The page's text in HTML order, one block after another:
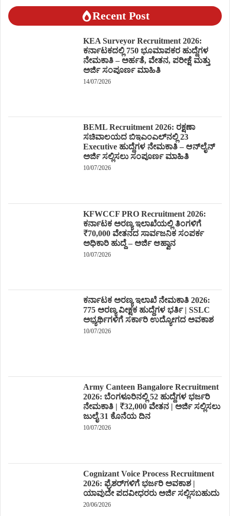
Recent Post
KEA Surveyor Recruitment 2026:
ಕರ್ನಾಟಕದಲ್ಲಿ 750 ಭೂಮಾಪಕರ ಹುದ್ದೆಗಳ
ನೇಮಕಾತಿ – ಅರ್ಹತೆ, ವೇತನ, ಪರೀಕ್ಷೆ ಮತ್ತು
ಅರ್ಜಿ ಸಂಪೂರ್ಣ ಮಾಹಿತಿ
14/07/2026
BEML Recruitment 2026: ರಕ್ಷಣಾ
ಸಚಿವಾಲಯದ ಬಿಇಎಂಎಲ್‌ನಲ್ಲಿ 23
Executive ಹುದ್ದೆಗಳ ನೇಮಕಾತಿ – ಆನ್‌ಲೈನ್
ಅರ್ಜಿ ಸಲ್ಲಿಸಲು ಸಂಪೂರ್ಣ ಮಾಹಿತಿ
10/07/2026
KFWCCF PRO Recruitment 2026:
ಕರ್ನಾಟಕ ಅರಣ್ಯ ಇಲಾಖೆಯಲ್ಲಿ ತಿಂಗಳಿಗೆ
₹70,000 ವೇತನದ ಸಾರ್ವಜನಿಕ ಸಂಪರ್ಕ
ಅಧಿಕಾರಿ ಹುದ್ದೆ – ಅರ್ಜಿ ಆಹ್ವಾನ
10/07/2026
ಕರ್ನಾಟಕ ಅರಣ್ಯ ಇಲಾಖೆ ನೇಮಕಾತಿ 2026:
775 ಅರಣ್ಯ ವೀಕ್ಷಕ ಹುದ್ದೆಗಳ ಭರ್ತಿ | SSLC
ಅಭ್ಯರ್ಥಿಗಳಿಗೆ ಸರ್ಕಾರಿ ಉದ್ಯೋಗದ ಅವಕಾಶ
10/07/2026
Army Canteen Bangalore Recruitment
2026: ಬೆಂಗಳೂರಿನಲ್ಲಿ 52 ಹುದ್ದೆಗಳ ಭರ್ಜರಿ
ನೇಮಕಾತಿ | ₹32,000 ವೇತನ | ಅರ್ಜಿ ಸಲ್ಲಿಸಲು
ಜುಲೈ 31 ಕೊನೆಯ ದಿನ
10/07/2026
Cognizant Voice Process Recruitment
2026: ಫ್ರೆಶರ್‌ಗಳಿಗೆ ಭರ್ಜರಿ ಅವಕಾಶ |
ಯಾವುದೇ ಪದವೀಧರರು ಅರ್ಜಿ ಸಲ್ಲಿಸಬಹುದು
20/06/2026